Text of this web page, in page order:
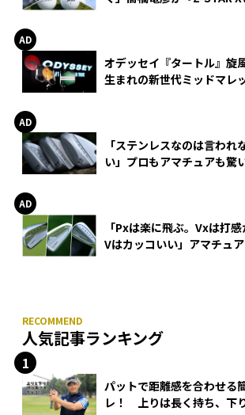
オデッセイ『タートル』旋
生まれの新世代ミッドマレ
「ステンレスなのは言われ
い」プロもアマチュアも驚
「Pxは楽に飛ぶ。Vxは打
Vはカッコいい」アマチュ
人気記事ランキング
パットで距離感を合わせる
レ！ 上りは長く持ち、下